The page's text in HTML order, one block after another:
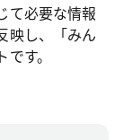
て必要な情報
映し、「みん
す。